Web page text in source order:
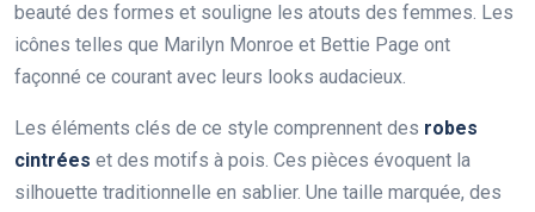
beauté des formes et souligne les atouts des femmes. Les
icônes telles que Marilyn Monroe et Bettie Page ont
façonné ce courant avec leurs looks audacieux.
Les éléments clés de ce style comprennent des robes
cintrées et des motifs à pois. Ces pièces évoquent la
silhouette traditionnelle en sablier. Une taille marquée, des